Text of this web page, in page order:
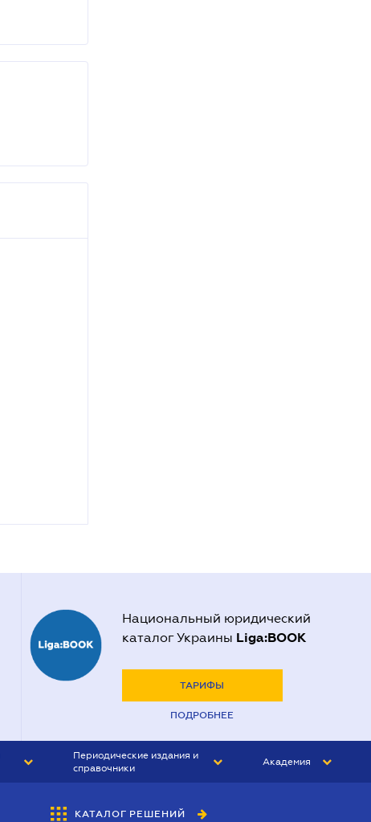
Национальный юридический
каталог Украины Liga:BOOK
ТАРИФЫ
ПОДРОБНЕЕ
Периодические издания и
справочники
Академия
КАТАЛОГ РЕШЕНИЙ